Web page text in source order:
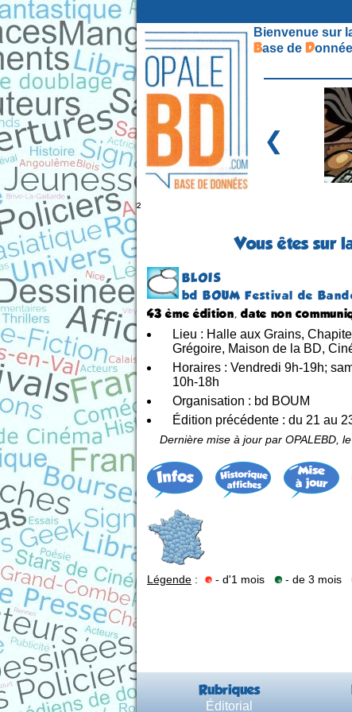
Bienvenue sur
Base de D
❮
²
Vous êtes sur
BLOIS
bd BOUM Festival de
43 ème édition, date non
Lieu : Halle aux Grains,
Grégoire, Maison de la BD,
Horaires : Vendredi 9h-19h;
10h-18h
Organisation : bd BOUM
Édition précédente : du 21 au
Dernière mise à jour par OPALEBD,
Légende : - d'1 mois - de 3 mois
Rubriques
Éditorial